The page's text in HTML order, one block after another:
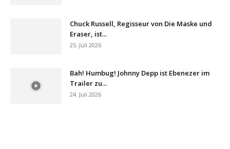
Chuck Russell, Regisseur von Die Maske und
Eraser, ist...
25. Juli 2026
Bah! Humbug! Johnny Depp ist Ebenezer im
Trailer zu...
24. Juli 2026